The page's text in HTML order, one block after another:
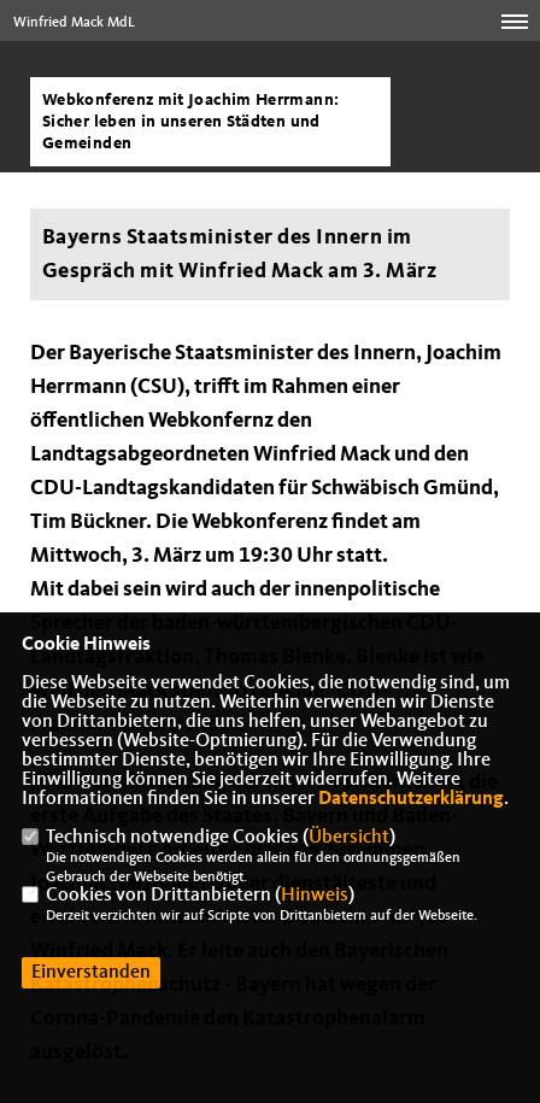
Winfried Mack MdL
Webkonferenz mit Joachim Herrmann:
Sicher leben in unseren Städten und
Gemeinden
Bayerns Staatsminister des Innern im
Gespräch mit Winfried Mack am 3. März
Der Bayerische Staatsminister des Innern, Joachim
Herrmann (CSU), trifft im Rahmen einer
öffentlichen Webkonfernz den
Landtagsabgeordneten Winfried Mack und den
CDU-Landtagskandidaten für Schwäbisch Gmünd,
Tim Bückner. Die Webkonferenz findet am
Mittwoch, 3. März um 19:30 Uhr statt.
Mit dabei sein wird auch der innenpolitische
Landtagsfraktion, Thomas Blenke. Blenke ist wie
Winfried Mack stellvertretender CDU-
Fraktionsvorsitzender.
Die Gewährleistung der Inneren Sicherheit ist die
Württemberg arbeiten hier eng zusammen.
Joachim Herrmann ist der dienstälteste und
erfahrenste Innenminister Deutschlands“, so
Katastrophenschutz - Bayern hat wegen der
Cookie Hinweis
Diese Webseite verwendet Cookies, die notwendig sind, um
die Webseite zu nutzen. Weiterhin verwenden wir Dienste
von Drittanbietern, die uns helfen, unser Webangebot zu
verbessern (Website-Optmierung). Für die Verwendung
bestimmter Dienste, benötigen wir Ihre Einwilligung. Ihre
Einwilligung können Sie jederzeit widerrufen. Weitere
Informationen finden Sie in unserer Datenschutzerklärung.
Technisch notwendige Cookies (Übersicht)
Die notwendigen Cookies werden allein für den ordnungsgemäßen
Gebrauch der Webseite benötigt.
Cookies von Drittanbietern ( Hinweis)
Derzeit verzichten wir auf Scripte von Drittanbietern auf der Webseite.
Einverstanden